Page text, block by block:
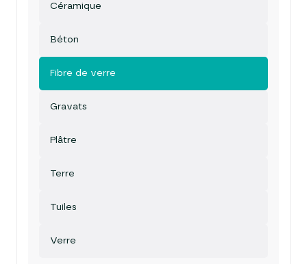
Céramique
Béton
Fibre de verre
Gravats
Plâtre
Terre
Tuiles
Verre